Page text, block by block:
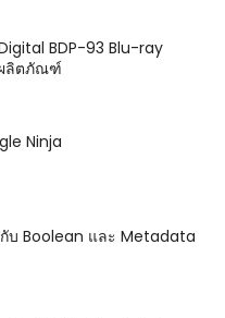
BDP-93 Blu-ray
ลิตภัณฑ์
Ninja
บ Boolean และ Metadata